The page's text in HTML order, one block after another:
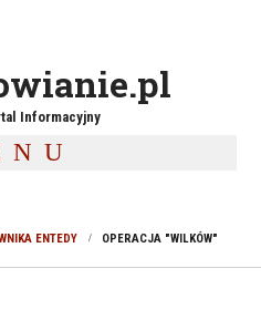
Informacyjny
ENTEDY OPERACJA "WILKÓW"